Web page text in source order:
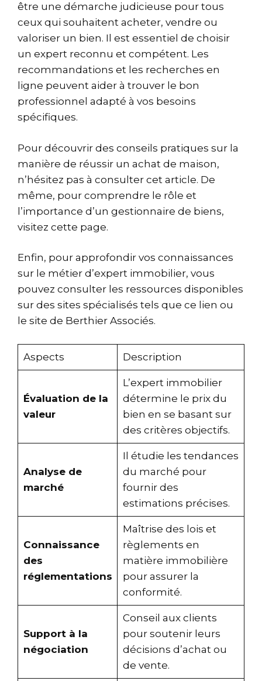
être une démarche judicieuse pour tous
ceux qui souhaitent acheter, vendre ou
valoriser un bien. Il est essentiel de choisir
un expert reconnu et compétent. Les
recommandations et les recherches en
ligne peuvent aider à trouver le bon
professionnel adapté à vos besoins
spécifiques.
Pour découvrir des conseils pratiques sur la
manière de réussir un achat de maison,
n’hésitez pas à consulter cet article. De
même, pour comprendre le rôle et
l’importance d’un gestionnaire de biens,
visitez cette page.
Enfin, pour approfondir vos connaissances
sur le métier d’expert immobilier, vous
pouvez consulter les ressources disponibles
sur des sites spécialisés tels que ce lien ou
le site de Berthier Associés.
Aspects Description
Évaluation de la
valeur
L’expert immobilier
détermine le prix du
bien en se basant sur
des critères objectifs.
Analyse de
marché
Il étudie les tendances
du marché pour
fournir des
estimations précises.
Connaissance
des
réglementations
Maîtrise des lois et
règlements en
matière immobilière
pour assurer la
conformité.
Support à la
négociation
Conseil aux clients
pour soutenir leurs
décisions d’achat ou
de vente.